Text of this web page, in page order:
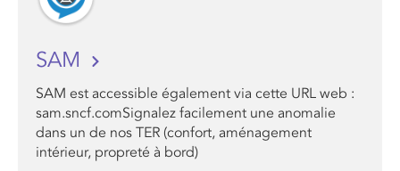
SAM
SAM est accessible également via cette URL web :
sam.sncf.comSignalez facilement une anomalie
dans un de nos TER (confort, aménagement
intérieur, propreté à bord)